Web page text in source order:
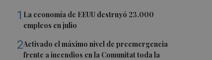
1 La economía de EEUU destruyó 23.000
empleos en julio
2Activado el máximo nivel de preemergencia
frente a incendios en la Comunitat toda la